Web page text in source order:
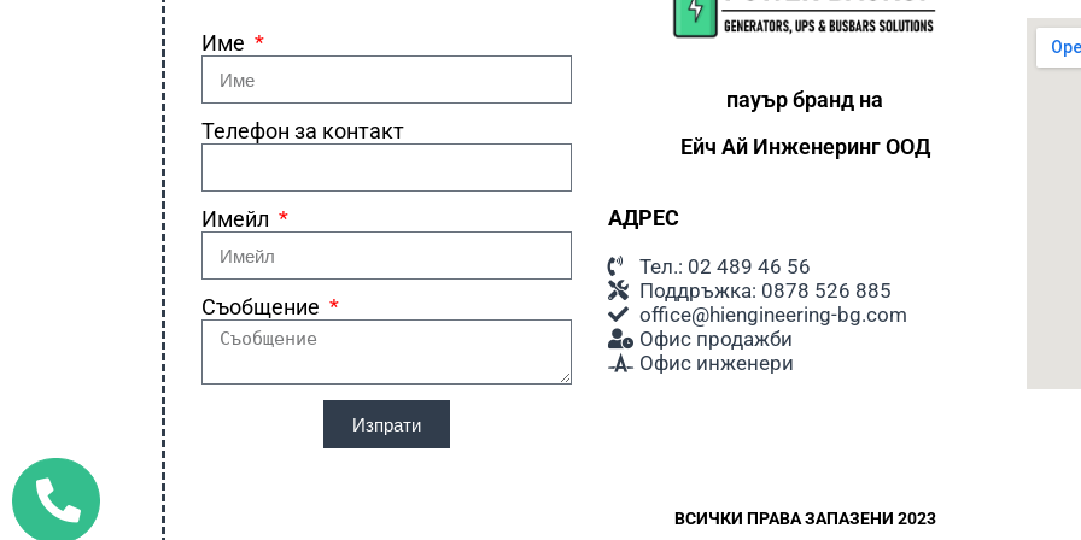
Име
Телефон за контакт
Имейл
Съобщение
Изпрати
пауър бранд на
Ейч Ай Инженеринг ООД
АДРЕС
Тел.: 02 489 46 56
Поддръжка: 0878 526 885
office@hiengineering-bg.com
Офис продажби
Офис инженери
ВСИЧКИ ПРАВА ЗАПАЗЕНИ 2023